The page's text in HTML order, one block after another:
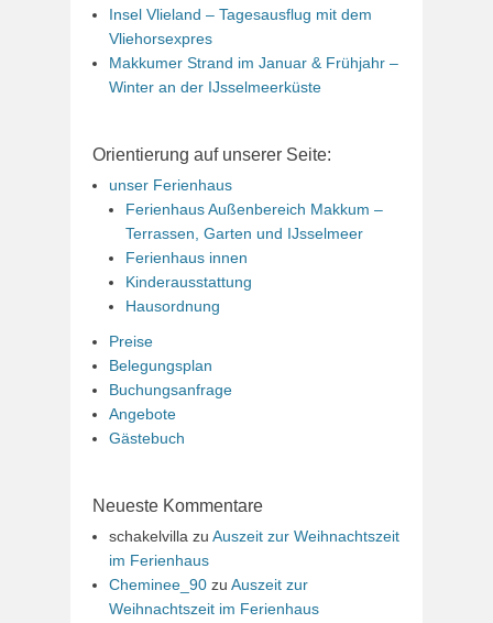
Insel Vlieland – Tagesausflug mit dem
Vliehorsexpres
Makkumer Strand im Januar & Frühjahr –
Winter an der IJsselmeerküste
Orientierung auf unserer Seite:
unser Ferienhaus
Ferienhaus Außenbereich Makkum –
Terrassen, Garten und IJsselmeer
Ferienhaus innen
Kinderausstattung
Hausordnung
Preise
Belegungsplan
Buchungsanfrage
Angebote
Gästebuch
Neueste Kommentare
schakelvilla zu Auszeit zur Weihnachtszeit
im Ferienhaus
Cheminee_90 zu Auszeit zur
Weihnachtszeit im Ferienhaus